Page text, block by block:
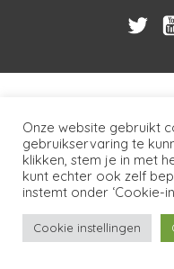
Onze website gebruikt
gebruikservaring te
klikken, stem je in met
kunt echter ook zelf
instemt onder ‘Cookie-
Cookie instellingen